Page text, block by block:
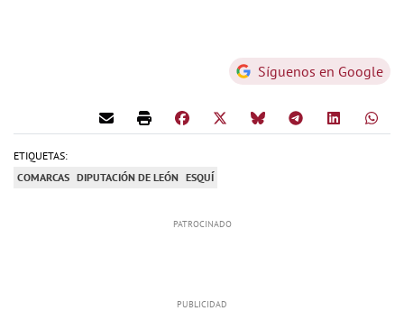
Síguenos en Google
ETIQUETAS:
COMARCAS DIPUTACIÓN DE LEÓN ESQUÍ